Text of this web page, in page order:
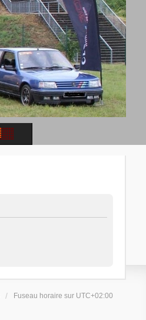
Fuseau horaire sur UTC+02:00